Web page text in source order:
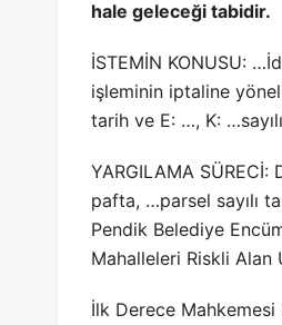
hale geleceği tabidir.
İSTEMİN KONUSU:
işleminin iptaline
tarih ve E: …, K:
YARGILAMA
pafta, …parsel sayılı
Pendik Belediye
Mahalleleri Riskli Alan
İlk Derece